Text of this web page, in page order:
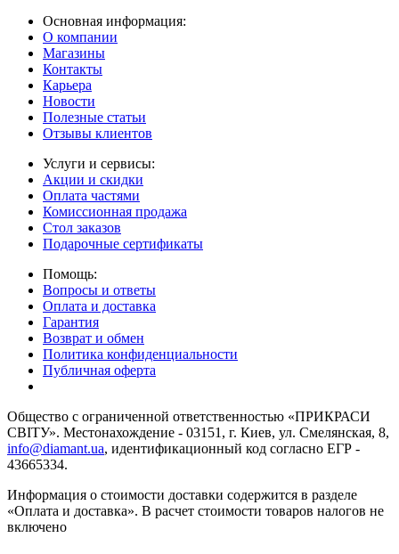
Основная информация:
О компании
Магазины
Контакты
Карьера
Новости
Полезные статьи
Отзывы клиентов
Услуги и сервисы:
Акции и скидки
Оплата частями
Комиссионная продажа
Стол заказов
Подарочные сертификаты
Помощь:
Вопросы и ответы
Оплата и доставка
Гарантия
Возврат и обмен
Политика конфиденциальности
Публичная оферта
Общество с ограниченной ответственностью «ПРИКРАСИ
СВІТУ». Местонахождение - 03151, г. Киев, ул. Смелянская, 8,
info@diamant.ua, идентификационный код согласно ЕГР -
43665334.
Информация о стоимости доставки содержится в разделе
«Оплата и доставка». В расчет стоимости товаров налогов не
включено